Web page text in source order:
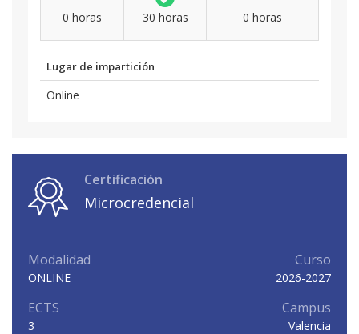
0 horas 30 horas 0 horas
Lugar de impartición
Online
Certificación
Microcredencial
Modalidad
ONLINE
Curso
2026-2027
ECTS
3
Campus
Valencia